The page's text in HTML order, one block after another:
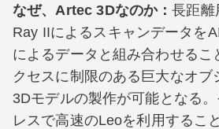
なぜ、Artec 3Dなのか：長距離
Ray IIによるスキャンデータを
によるデータと組み合わせるこ
クセスに制限のある巨大なオブ
3Dモデルの製作が可能となる
レスで高速のLeoを利用するこ